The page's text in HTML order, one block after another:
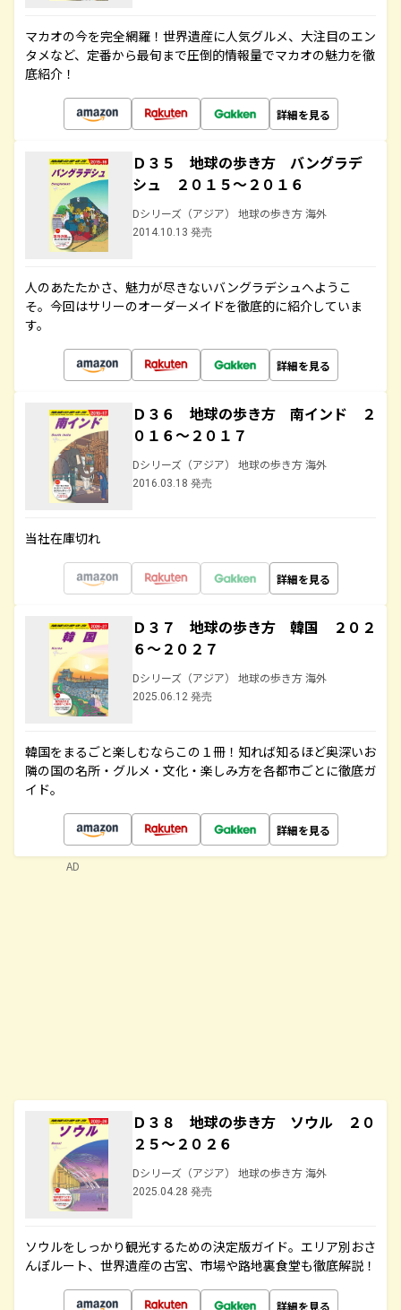
マカオの今を完全網羅！世界遺産に人気グルメ、大注目のエン
タメなど、定番から最旬まで圧倒的情報量でマカオの魅力を徹
底紹介！
詳細を見る
Ｄ３５ 地球の歩き方 バングラデ
シュ ２０１５～２０１６
Dシリーズ（アジア） 地球の歩き方 海外
2014.10.13 発売
人のあたたかさ、魅力が尽きないバングラデシュへようこ
そ。今回はサリーのオーダーメイドを徹底的に紹介していま
す。
詳細を見る
Ｄ３６ 地球の歩き方 南インド ２
０１６～２０１７
Dシリーズ（アジア） 地球の歩き方 海外
2016.03.18 発売
当社在庫切れ
詳細を見る
Ｄ３７ 地球の歩き方 韓国 ２０２
６～２０２７
Dシリーズ（アジア） 地球の歩き方 海外
2025.06.12 発売
韓国をまるごと楽しむならこの１冊！知れば知るほど奥深いお
隣の国の名所・グルメ・文化・楽しみ方を各都市ごとに徹底ガ
イド。
詳細を見る
Ｄ３８ 地球の歩き方 ソウル ２０
２５～２０２６
Dシリーズ（アジア） 地球の歩き方 海外
2025.04.28 発売
ソウルをしっかり観光するための決定版ガイド。エリア別おさ
んぽルート、世界遺産の古宮、市場や路地裏食堂も徹底解説！
詳細を見る
AD